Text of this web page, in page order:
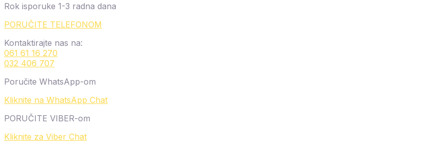
Rok isporuke 1-3 radna dana
PORUČITE TELEFONOM
Kontaktirajte nas na:
061 61 16 270
032 406 707
Poručite WhatsApp-om
Kliknite na WhatsApp Chat
PORUČITE VIBER-om
Kliknite za Viber Chat